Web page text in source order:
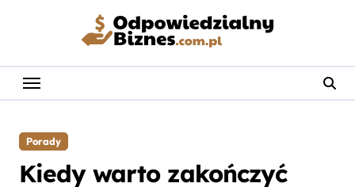
Porady
Kiedy warto zakończyć